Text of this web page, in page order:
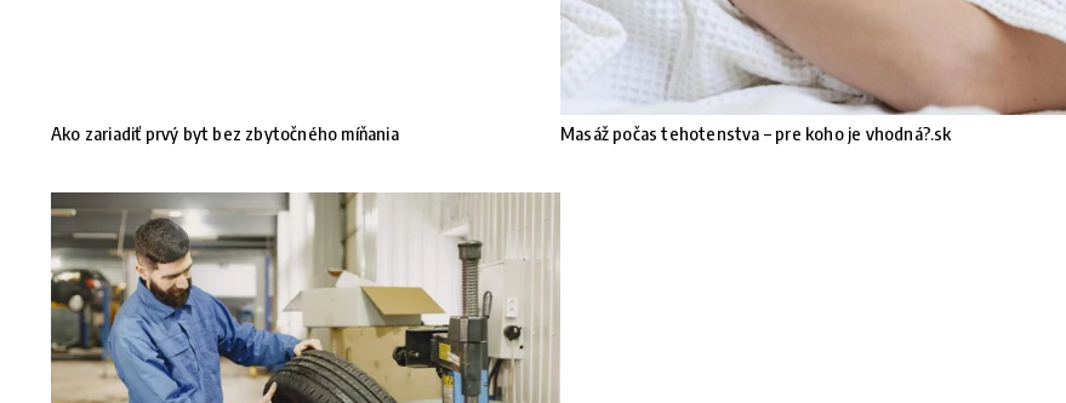
Ako zariadiť prvý byt bez zbytočného míňania Masáž počas tehotenstva – pre koho je vhodná?.sk